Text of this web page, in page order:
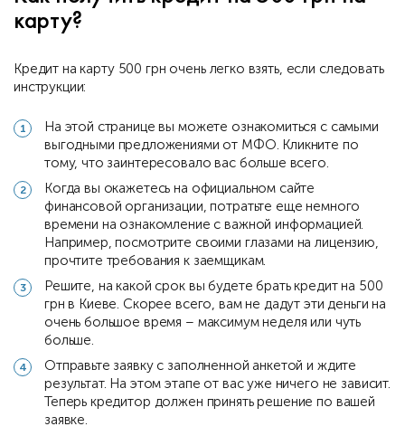
карту?
Кредит на карту 500 грн очень легко взять, если следовать
инструкции:
На этой странице вы можете ознакомиться с самыми
выгодными предложениями от МФО. Кликните по
тому, что заинтересовало вас больше всего.
Когда вы окажетесь на официальном сайте
финансовой организации, потратьте еще немного
времени на ознакомление с важной информацией.
Например, посмотрите своими глазами на лицензию,
прочтите требования к заемщикам.
Решите, на какой срок вы будете брать кредит на 500
грн в Киеве. Скорее всего, вам не дадут эти деньги на
очень большое время – максимум неделя или чуть
больше.
Отправьте заявку с заполненной анкетой и ждите
результат. На этом этапе от вас уже ничего не зависит.
Теперь кредитор должен принять решение по вашей
заявке.